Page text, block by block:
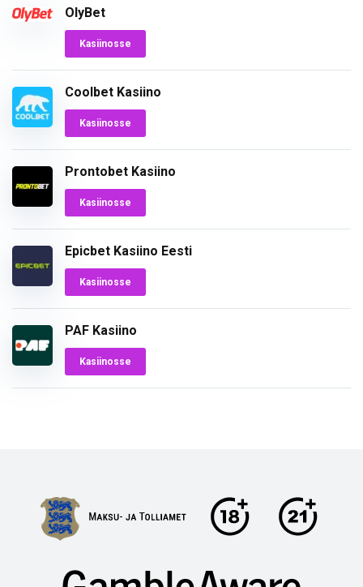
OlyBet
Kasiinosse
Coolbet Kasiino
Kasiinosse
Prontobet Kasiino
Kasiinosse
Epicbet Kasiino Eesti
Kasiinosse
PAF Kasiino
Kasiinosse